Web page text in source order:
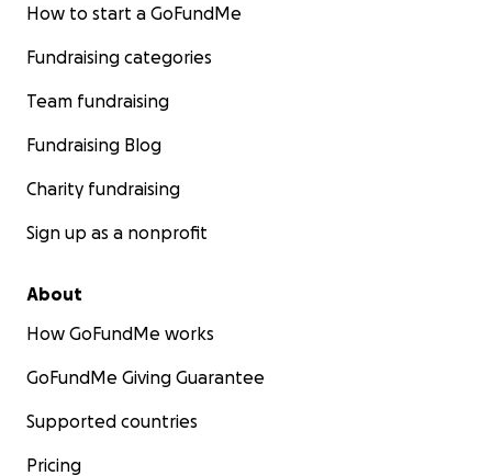
How to start a GoFundMe
Fundraising categories
Team fundraising
Fundraising Blog
Charity fundraising
Sign up as a nonprofit
About
How GoFundMe works
GoFundMe Giving Guarantee
Supported countries
Pricing